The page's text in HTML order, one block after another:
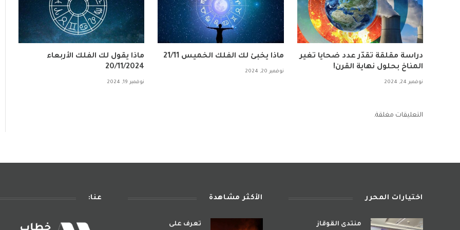
دراسة مقلقة تقدّر عدد ضحايا تغير
المناخ بحلول نهاية القرن!
نوفمبر 24, 2024
ماذا يخبئ لك الفلك الخميس 21/11
نوفمبر 20, 2024
ماذا يقول لك الفلك الأربعاء
20/11/2024
نوفمبر 19, 2024
التعليقات مغلقة.
اختيارات المحرر
منتدى القوقاز
الأكثر مشاهدة
تعرف على
عنا: